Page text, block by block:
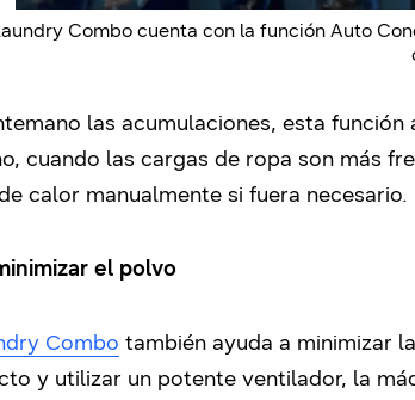
Combo cuenta con la función Auto
las acumulaciones, esta
cuando las cargas de ropa son más
calor manualmente si fuera necesario.
el polvo
Combo también ayuda a minimizar
y utilizar un potente ventilador, la